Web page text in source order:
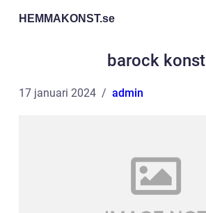
HEMMAKONST.se
barock konst
17 januari 2024 admin